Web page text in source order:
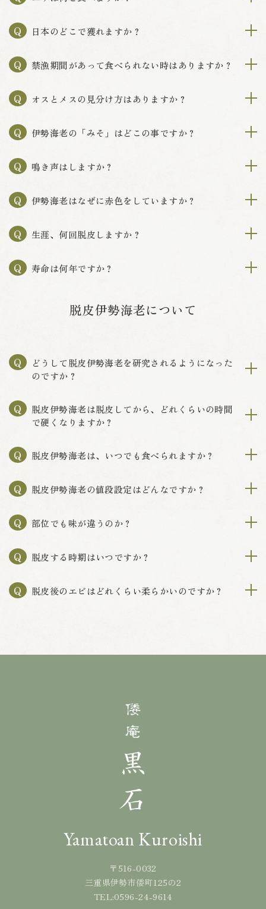
Q 日本のどこで獲れますか？
Q 禁漁期間があって食べられない時はありますか？
Q オスとメスの見分け方はありますか？
Q 伊勢海老の「みそ」はどこの事ですか？
Q 鳴き声はしますか？
Q 伊勢海老はなぜに赤色をしていますか？
Q 生涯、何回脱皮しますか？
Q 寿命は何年ですか？
脱皮伊勢海老について
Q どうして脱皮伊勢海老を研究されるようになった
のですか？
Q 脱皮伊勢海老は脱皮してから、どれくらいの時間
で硬くなりますか？
Q 脱皮伊勢海老は、いつでも食べられますか？
Q 脱皮伊勢海老の値段設定はどんなですか？
Q 部位でも味が違うのか？
Q 脱皮する時期はいつですか？
Q 脱皮後のエビはどれくらい柔らかいのですか？
Yamatoan Kuroishi
〒516-0032
三重県伊勢市倭町125の2
TEL:0596-24-9614